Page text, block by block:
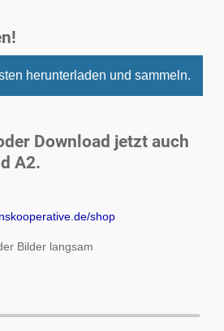
herunterladen und sammeln.
Download jetzt auch
A2.
shop
Bilder langsam